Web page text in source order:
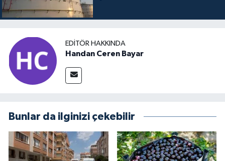
EDITÖR HAKKINDA
Handan Ceren Bayar
Bunlar da ilginizi çekebilir